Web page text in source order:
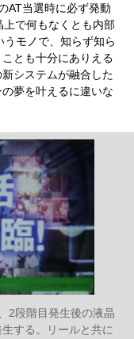
AT当選時に必ず発動
上で何もなくとも内部
モノで、知らず知ら
とも十分にありえる
システムが融合した
夢を叶えるに違いな
2段階目発生後の液晶
する。リールと共に